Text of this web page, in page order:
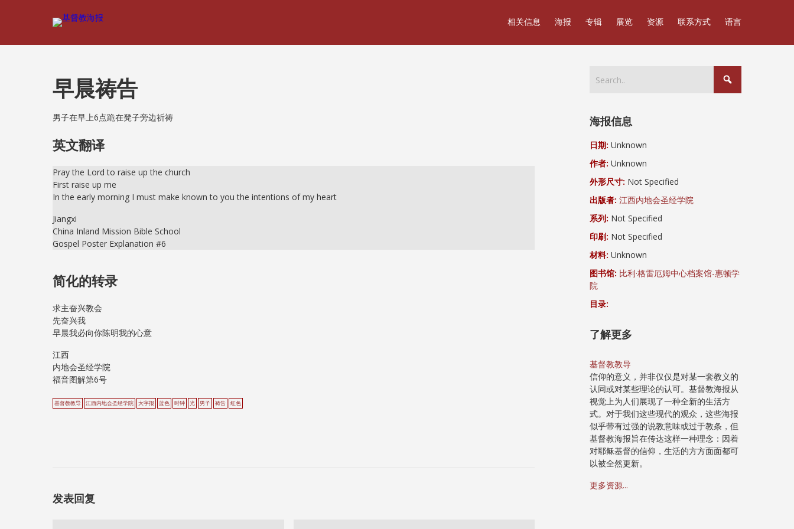
相关信息 海报 专辑 展览 资源 联系方式 语言
早晨祷告
男子在早上6点跪在凳子旁边祈祷
英文翻译
Pray the Lord to raise up the church
First raise up me
In the early morning I must make known to you the intentions of my heart
Jiangxi
China Inland Mission Bible School
Gospel Poster Explanation #6
简化的转录
求主奋兴教会
先奋兴我
早晨我必向你陈明我的心意
江西
内地会圣经学院
福音图解第6号
基督教教导 江西内地会圣经学院 大字报 蓝色 时钟 光 男子 祷告 红色
发表回复
海报信息
日期: Unknown
作者: Unknown
外形尺寸: Not Specified
出版者: 江西内地会圣经学院
系列: Not Specified
印刷: Not Specified
材料: Unknown
图书馆: 比利·格雷厄姆中心档案馆-惠顿学
院
目录:
了解更多
基督教教导
信仰的意义，并非仅仅是对某一套教义的
认同或对某些理论的认可。基督教海报从
视觉上为人们展现了一种全新的生活方
式。对于我们这些现代的观众，这些海报
似乎带有过强的说教意味或过于教条，但
基督教海报旨在传达这样一种理念：因着
对耶稣基督的信仰，生活的方方面面都可
以被全然更新。
更多资源...